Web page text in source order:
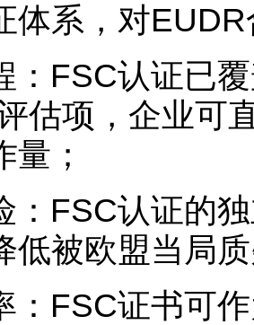
体系，对
：FSC认证已
估项，企业可
；
：FSC认证的
低被欧盟当局
：FSC证书可